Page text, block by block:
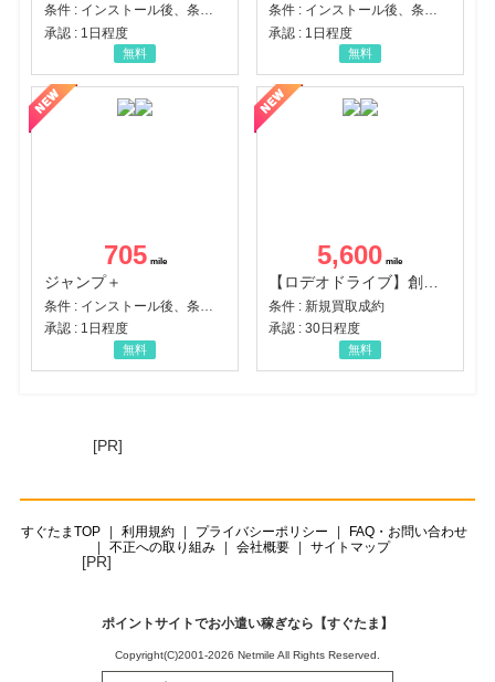
条件 : インストール後、条件達成
承認 : 1日程度
無料
条件 : インストール後、条件達成
承認 : 1日程度
無料
705
ジャンプ＋
承認 : 1日程度
無料
5,600
条件 : 新規買取成約
承認 : 30日程度
無料
[PR]
すぐたまTOP 利用規約 プライバシーポリシー
FAQ・お問い合わせ
不正への取り組み
会社概要 サイトマップ
[PR]
ポイントサイトでお小遣い稼ぎなら【すぐたま】
Copyright(C)2001-2026 Netmile All Rights Reserved.